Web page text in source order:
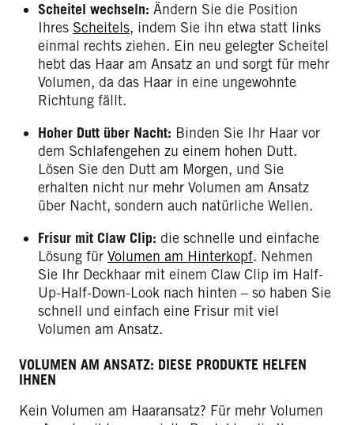
Scheitel wechseln: Ändern Sie die Position
Ihres Scheitels, indem Sie ihn etwa statt links
einmal rechts ziehen. Ein neu gelegter Scheitel
hebt das Haar am Ansatz an und sorgt für mehr
Volumen, da das Haar in eine ungewohnte
Richtung fällt.
Hoher Dutt über Nacht: Binden Sie Ihr Haar vor
dem Schlafengehen zu einem hohen Dutt.
Lösen Sie den Dutt am Morgen, und Sie
erhalten nicht nur mehr Volumen am Ansatz
über Nacht, sondern auch natürliche Wellen.
Frisur mit Claw Clip: die schnelle und einfache
Lösung für Volumen am Hinterkopf. Nehmen
Sie Ihr Deckhaar mit einem Claw Clip im Half-
Up-Half-Down-Look nach hinten – so haben Sie
schnell und einfach eine Frisur mit viel
Volumen am Ansatz.
VOLUMEN AM ANSATZ: DIESE PRODUKTE HELFEN
IHNEN
Kein Volumen am Haaransatz? Für mehr Volumen